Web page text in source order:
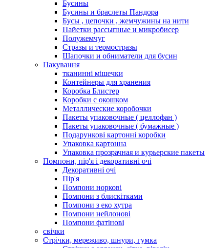
Бусины
Бусины и браслеты Пандора
Бусы , цепочки , жемчужины на нити
Пайетки рассыпные и микробисер
Полужемчуг
Стразы и термостразы
Шапочки и обниматели для бусин
Пакування
тканинні мішечки
Контейнеры для хранения
Коробка Блистер
Коробки с окошком
Металлические коробочки
Пакеты упаковочные ( целлофан )
Пакеты упаковочные ( бумажные )
Подарункові картонні коробки
Упаковка картонна
Упаковка прозрачная и курьерские пакеты
Помпони, пір'я і декоративні очі
Декоративні очі
Пір'я
Помпони норкові
Помпони з блискітками
Помпони з еко хутра
Помпони нейлонові
Помпони фатінові
свічки
Стрічки, мереживо, шнури, гумка